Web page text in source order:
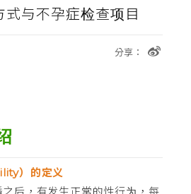
与不孕症检查项目
分享：
）的定义